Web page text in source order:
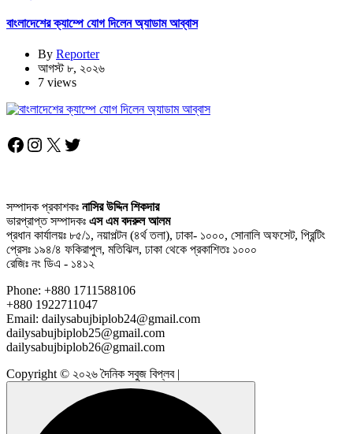
বাংলাদেশের ক্যাম্পে যোগ দিলেন অ্যাডাম আব্বাস
By Reporter
আগস্ট ৮, ২০২৬
7 views
Facebook
Instagram
X Twitter
সম্পাদক প্রকাশকঃ নাসির উদ্দিন শিকদার
ভারপ্রাপ্ত সম্পাদকঃ এস এম বদরুল আলম
প্রধান কার্যালয়ঃ ৮৫/১, নয়াপল্টন (৪র্থ তলা), ঢাকা- ১০০০, সোনালি অফসেট, প্রিন্টিং
প্রেসঃ ১৯৪/৪ ফকিরাপুল, মতিঝিল, ঢাকা থেকে প্রকাশিতঃ ১০০০
রেজিঃ নং ডিএ - ১৪১২
Phone: +880 1711588106
+880 1922711047
Email: dailysabujbiplob24@gmail.com
dailysabujbiplob25@gmail.com
dailysabujbiplob26@gmail.com
Copyright © ২০২৬ দৈনিক সবুজ বিপ্লব |